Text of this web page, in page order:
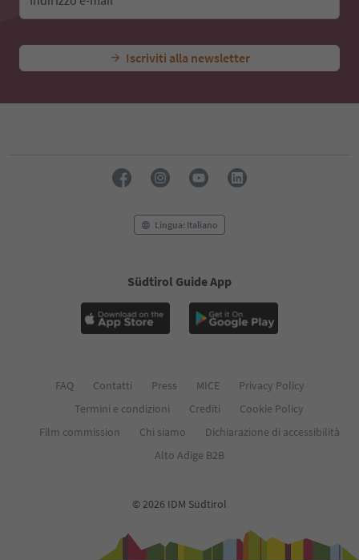
Iscriviti alla newsletter
Lingua: Italiano
Südtirol Guide App
FAQ Contatti Press MICE
Privacy Policy
Termini e condizioni
Crediti
Cookie Policy
Film commission
Chi siamo
Dichiarazione di accessibilità
Alto Adige B2B
© 2026 IDM Südtirol